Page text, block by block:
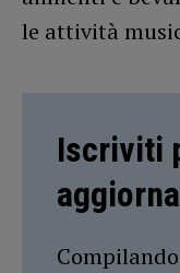
le attività
Iscriviti